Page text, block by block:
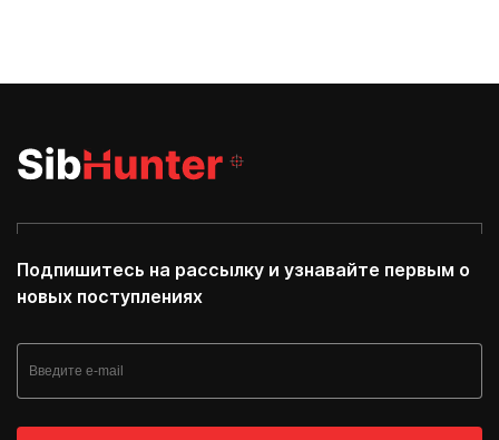
Подпишитесь на рассылку и узнавайте первым о
новых поступлениях